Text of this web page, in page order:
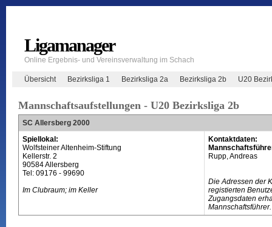
Ligamanager
Online Ergebnis- und Vereinsverwaltung im Schach
Übersicht Bezirksliga 1 Bezirksliga 2a Bezirksliga 2b U20
Mannschaftsaufstellungen - U20 Bezirksliga 2b
SC Allersberg 2000
Spiellokal:
Wolfsteiner Altenheim-Stiftung
Kellerstr. 2
90584 Allersberg
Tel: 09176 - 99690
Im Clubraum; im Keller
Kontaktdaten:
Rupp, Andreas
Die Adressen der
registierten
Zugangsdaten
Mannschaftsführer.